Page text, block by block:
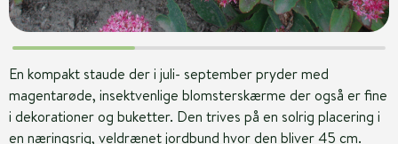
En kompakt staude der i juli- september pryder med
magentarøde, insektvenlige blomsterskærme der også er fine
i dekorationer og buketter. Den trives på en solrig placering i
en næringsrig, veldrænet jordbund hvor den bliver 45 cm.